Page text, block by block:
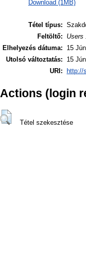
Download (1MB)
Tétel típus:
Feltöltő:
Users
Elhelyezés dátuma:
15
Utolsó változtatás:
15
URI:
http://
Actions (login
Tétel szekesztése